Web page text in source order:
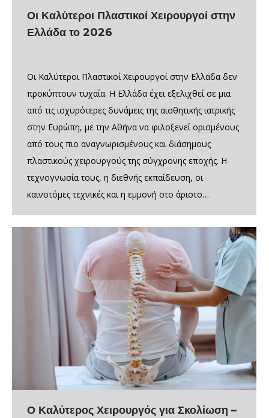
Οι Καλύτεροι Πλαστικοί Χειρουργοί στην
Ελλάδα το 2026
Οι Καλύτεροι Πλαστικοί Χειρουργοί στην Ελλάδα δεν
προκύπτουν τυχαία. Η Ελλάδα έχει εξελιχθεί σε μια
από τις ισχυρότερες δυνάμεις της αισθητικής ιατρικής
στην Ευρώπη, με την Αθήνα να φιλοξενεί ορισμένους
από τους πιο αναγνωρισμένους και διάσημους
πλαστικούς χειρουργούς της σύγχρονης εποχής. Η
τεχνογνωσία τους, η διεθνής εκπαίδευση, οι
καινοτόμες τεχνικές και η εμμονή στο άριστο…
Ο Καλύτερος Χειρουργός για Σκολίωση –